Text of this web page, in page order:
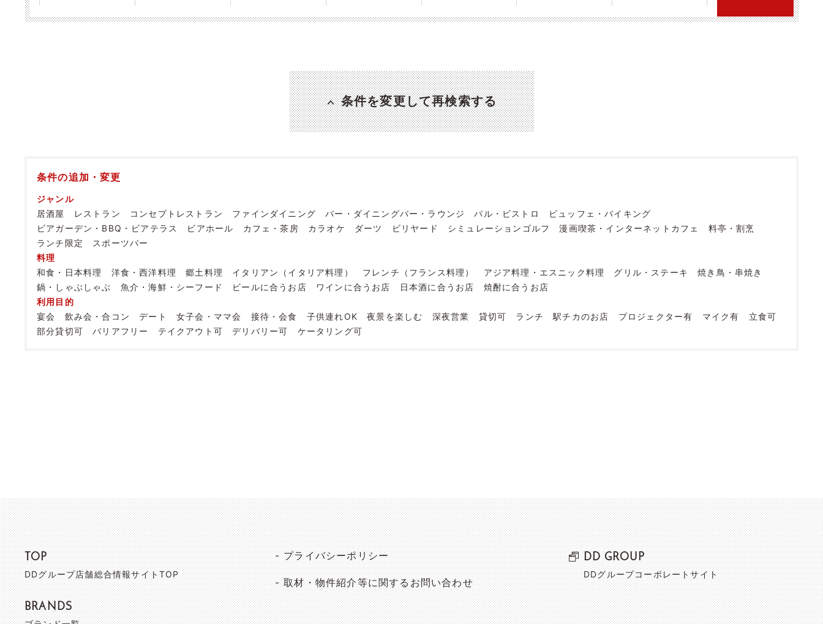
条件を変更して再検索する
条件の追加・変更
ジャンル
居酒屋
レストラン コンセプトレストラン ファインダイニング バー・ダイニングバー・ラウンジ バル・ビストロ
ビュッフェ・バイキング
ビアガーデン・BBQ・ビアテラス
ビアホール カフェ・茶房 カラオケ ダーツ ビリヤード シミュレーションゴルフ 漫画喫茶・インターネットカフェ
料亭・割烹
ランチ限定
スポーツバー
料理
和食・日本料理
洋食・西洋料理 郷土料理 イタリアン（イタリア料理） フレンチ（フランス料理） アジア料理・エスニック料理 グリル・ステーキ
焼き鳥・串焼き
鍋・しゃぶしゃぶ
魚介・海鮮・シーフード ビールに合うお店 ワインに合うお店 日本酒に合うお店
焼酎に合うお店
利用目的
宴会
飲み会・合コン デート 女子会・ママ会 接待・会食 子供連れOK 夜景を楽しむ 深夜営業 貸切可 ランチ 駅チカのお店 プロジェクター有 マイク有
立食可
部分貸切可
バリアフリー テイクアウト可 デリバリー可 ケータリング可
TOP
DDグループ店舗総合情報サイトTOP
BRANDS
プライバシーポリシー
取材・物件紹介等に関するお問い合わせ
DD GROUP
DDグループコーポレートサイト